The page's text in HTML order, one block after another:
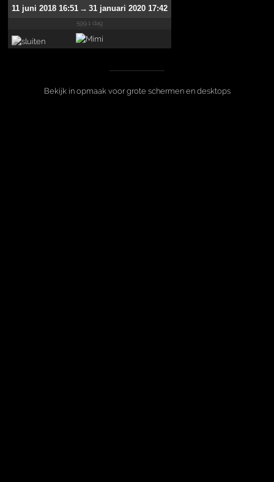
11 juni 2018 16:51 → 31 januari 2020 17:42
599.1 dag
Bekijk in opmaak voor grote schermen en desktops